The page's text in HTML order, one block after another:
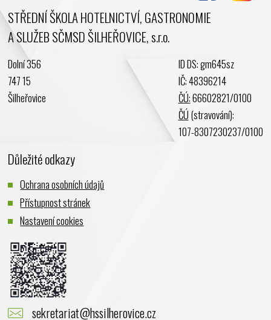
Duben 2024
Březen 2024
Leden 2024
Listopad 2023
Srpen 2023
Červen 2023
Květen 2023
Duben 2023
Březen 2023
Únor 2023
Leden 2023
Prosinec 2022
Listopad 2022
STŘEDNÍ ŠKOLA HOTELNICTVÍ, GASTRONOMIE
A SLUŽEB SČMSD ŠILHEŘOVICE, s.r.o.
Dolní 356
747 15
Šilheřovice
ID DS: gm645sz
IČ: 48396214
ČÚ:66602821/0100
ČÚ (stravování):
107-8307230237/0100
Důležité odkazy
Ochrana osobních údajů
Přístupnost stránek
Nastavení cookies
sekretariat@hssilherovice.cz